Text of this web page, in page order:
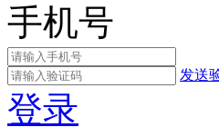
手机号
发送
登录